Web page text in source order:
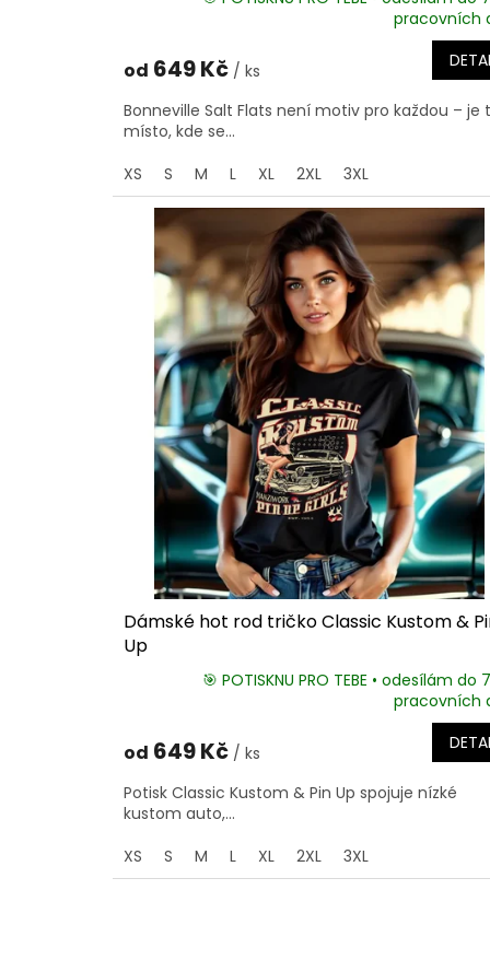
pracovních
od 649 Kč / ks
Bonneville Salt Flats není motiv pro každou – je
místo, kde se...
XS
S M L XL 2XL 3XL
Dámské hot rod tričko Classic Kustom &
Up
🎯 POTISKNU PRO TEBE • odesílám do
pracovních
od 649 Kč / ks
Potisk Classic Kustom & Pin Up spojuje nízké
kustom auto,...
XS
S M L XL 2XL 3XL